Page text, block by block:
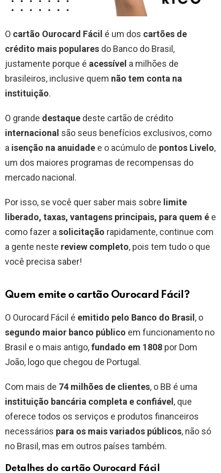
O cartão Ourocard Fácil é um dos cartões de
crédito mais populares do Banco do Brasil,
justamente porque é acessível a milhões de
brasileiros, inclusive quem não tem conta na
instituição.
O grande destaque deste cartão de crédito
internacional são seus benefícios exclusivos, como
a isenção na anuidade e o acúmulo de pontos Livelo,
um dos maiores programas de recompensas do
mercado nacional.
Por isso, se você quer saber mais sobre limite
liberado, taxas, vantagens principais, para quem é e
como fazer asolicitação rapidamente, continue com
a gente neste review completo, pois tem tudo o que
você precisa saber!
Quem emite o cartão Ourocard Fácil?
O Ourocard Fácil é emitido pelo Banco do Brasil , o
segundo maior banco público em funcionamento no
Brasil e o mais antigo,fundado em 1808 por Dom
João, logo que chegou de Portugal.
Com mais de 74 milhões de clientes, o BB é uma
instituição bancária completa e confiável , que
oferece todos os serviços e produtos financeiros
necessários para os mais variados públicos, não só
no Brasil, mas em outros países também.
Detalhes do cartão Ourocard Fácil